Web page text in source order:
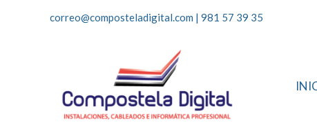
correo@composteladigital.com | 981 57 39 35